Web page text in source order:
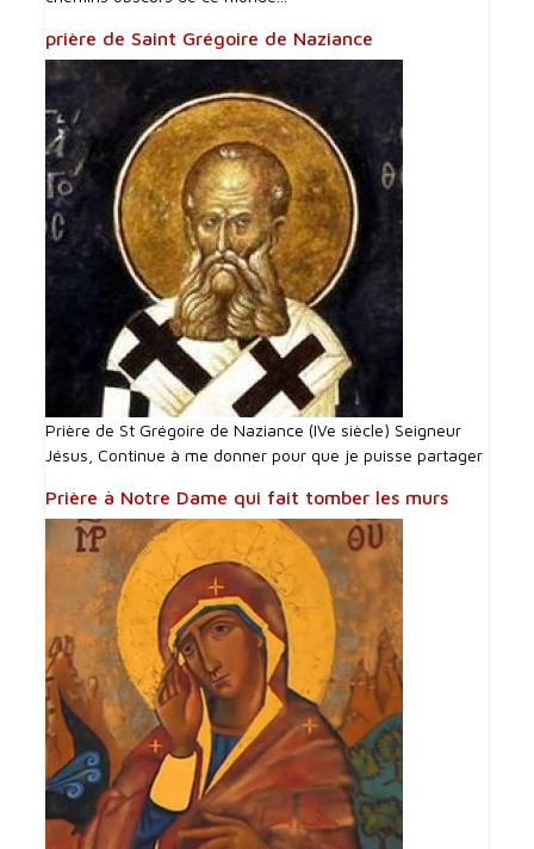
prière de Saint Grégoire de Naziance
Prière de St Grégoire de Naziance (IVe siècle) Seigneur
Jésus, Continue à me donner pour que je puisse partager
Prière à Notre Dame qui fait tomber les murs